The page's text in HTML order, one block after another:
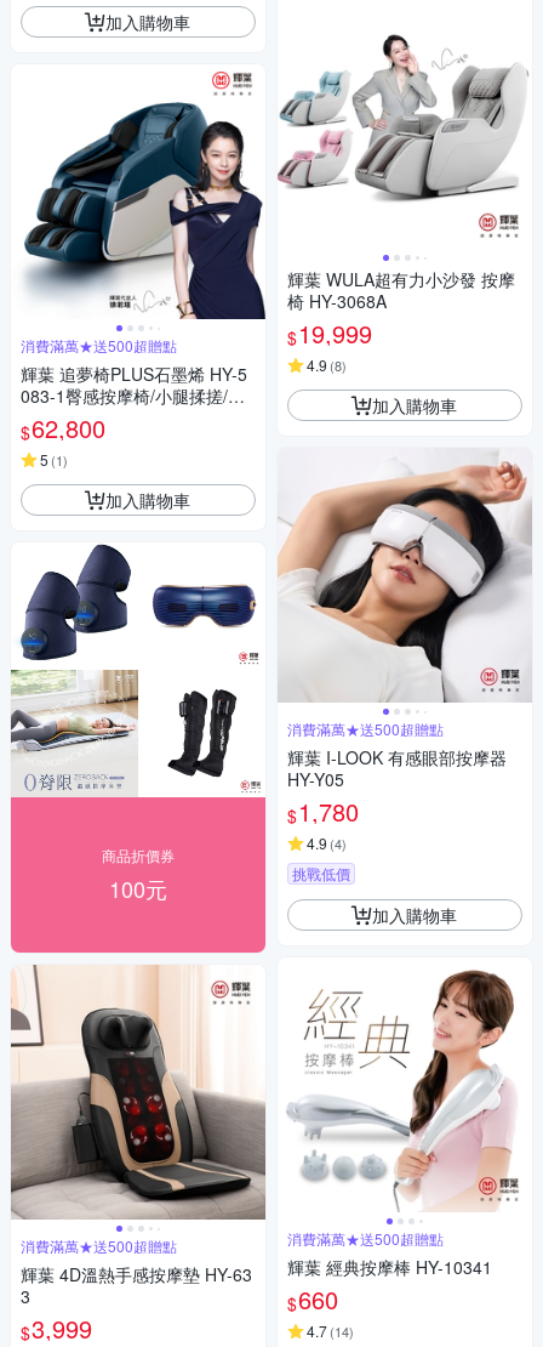
加入購物車
消費滿萬★送500超贈點
輝葉 追夢椅PLUS石墨烯 HY-5
083-1臀感按摩椅/小腿揉搓/零
重力/溫熱
$62,800
5 (1)
加入購物車
商品折價券
100元
消費滿萬★送500超贈點
輝葉 4D溫熱手感按摩墊 HY-63
3
$3,999
輝葉 WULA超有力小沙發 按摩
椅 HY-3068A
$19,999
4.9 (8)
加入購物車
消費滿萬★送500超贈點
輝葉 I-LOOK 有感眼部按摩器
HY-Y05
$1,780
4.9 (4)
挑戰低價
加入購物車
消費滿萬★送500超贈點
輝葉 經典按摩棒 HY-10341
$660
4.7(14)